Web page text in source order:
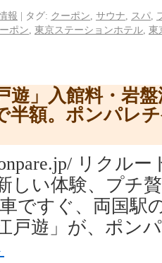
報 | タグ: クーポン サウナ スパ
ポン 東京ステーションホテル 東
遊」入館料・岩
半額。ポンパレ
リクル
しい体験、プチ
ですぐ、両国駅
戸遊」が、ポン